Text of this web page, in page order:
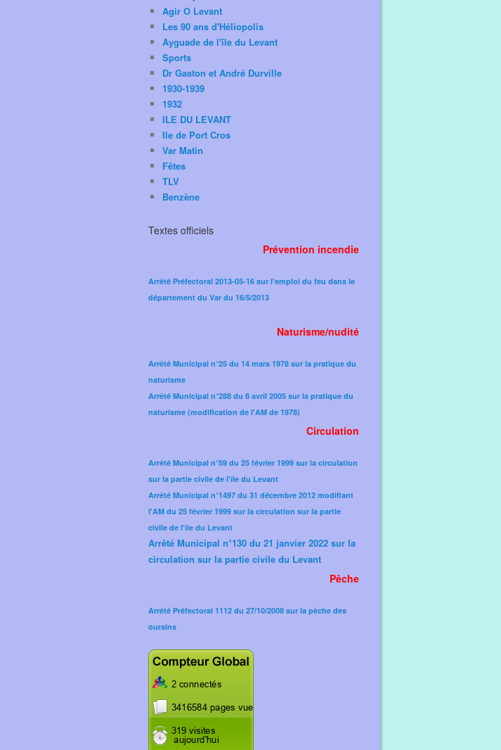
Agir O Levant
Les 90 ans d'Héliopolis
Ayguade de l'île du Levant
Sports
Dr Gaston et André Durville
1930-1939
1932
ILE DU LEVANT
Ile de Port Cros
Var Matin
Fêtes
TLV
Benzène
Textes officiels
Prévention incendie
Arrêté Préfectoral 2013-05-16 sur l'emploi du feu dans le
département du Var du 16/5/2013
Naturisme/nudité
Arrêté Municipal n°25 du 14 mars 1978 sur la pratique du
naturisme
Arrêté Municipal n°288 du 8 avril 2005 sur la pratique du
naturisme (modification de l'AM de 1978)​
Circulation
Arrêté Municipal n°59 du 25 février 1999 sur la circulation
sur la partie civile de l'île du Levant
Arrêté Municipal n°1497 du 31 décembre 2012 modifiant
l'AM du 25 février 1999 sur la circulation sur la partie
civile de l'île du Levant
Arrêté Municipal n°130 du 21 janvier 2022 sur la
circulation sur la partie civile du Levant
Pêche
Arrêté Préfectoral 1112 du 27/10/2008 sur la pêche des
oursins